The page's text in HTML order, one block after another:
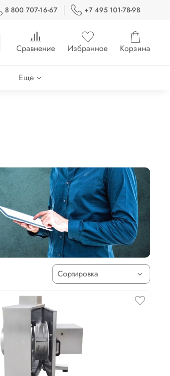
8 800 707-16-67 +7 495 101-78-98
Сравнение Избранное Корзина
Еще